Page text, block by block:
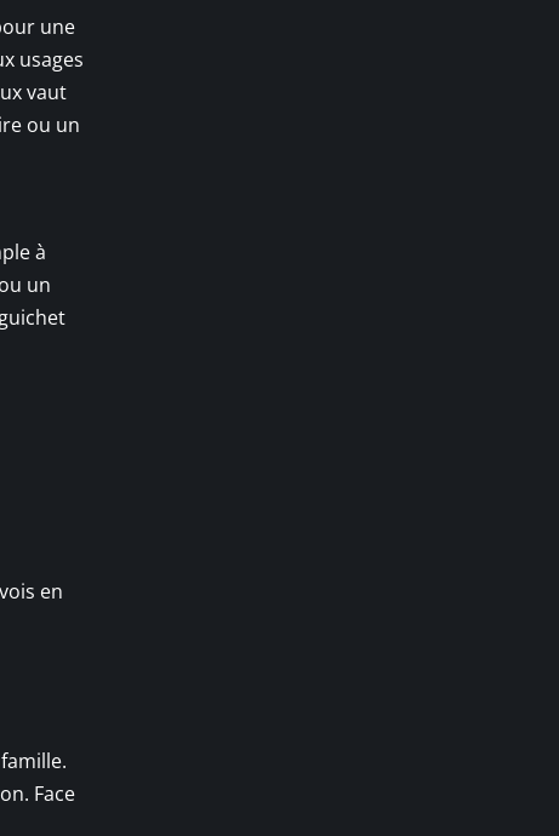
une
usages
vaut
ou un
à
un
en
Face